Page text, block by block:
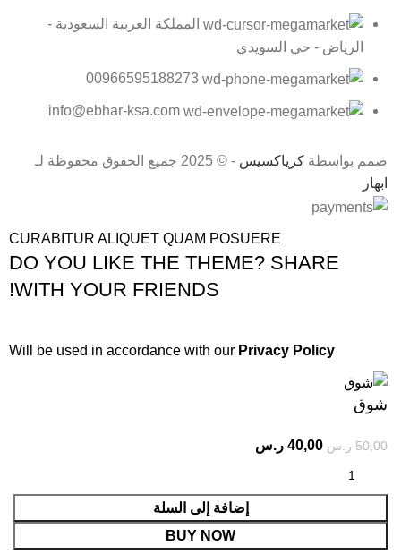
المملكة العربية السعودية -
الرياض - حي السويدي
00966595188273
info@ebhar-ksa.com
صمم بواسطة كرياكسيس - © 2025 جميع الحقوق محفوظة لـ
ابهار
CURABITUR ALIQUET QUAM POSUERE
DO YOU LIKE THE THEME? SHARE
WITH YOUR FRIENDS!
Will be used in accordance with our Privacy Policy
شوق
50,00 ر.س 40,00 ر.س
إضافة إلى السلة
BUY NOW